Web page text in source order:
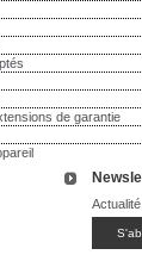
de garantie